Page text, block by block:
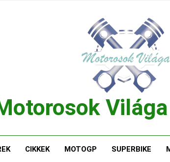
CIKKEK MOTOGP SUPERBIKE